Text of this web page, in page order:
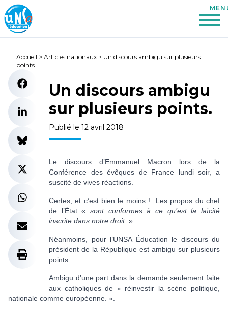
Accueil > Articles nationaux > Un discours ambigu sur plusieurs
points.
Un discours ambigu
sur plusieurs points.
Publié le 12 avril 2018
Le discours d’Emmanuel Macron lors de la
Conférence des évêques de France lundi soir, a
suscité de vives réactions.
Certes, et c’est bien le moins ! Les propos du chef
de l’État « sont conformes à ce qu’est la laïcité
inscrite dans notre droit. »
Néanmoins, pour l’UNSA Éducation le discours du
président de la République est ambigu sur plusieurs
points.
Ambigu d’une part dans la demande seulement faite
aux catholiques de « réinvestir la scène politique,
nationale comme européenne. ».